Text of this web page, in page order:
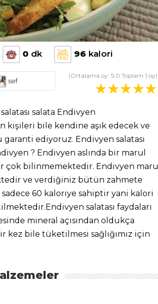
0dk 96kalori
sef
(Ortalama oy: 5.0 Toplam 1 oy)
salata Endivyen
kişileri bile kendine aşık edecek ve
ediyoruz. Endivyen salatası
? Endivyen aslında bir marul
çok bilinmemektedir. Endivyen marul
ve verdiğiniz bütün zahmete
60 kaloriye sahiptir yani kalori
salatası faydaları
mineral açısından oldukça
bile tüketilmesi sağlığımız için